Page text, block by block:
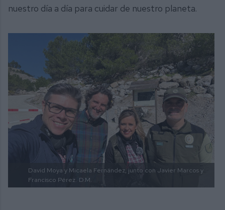
nuestro día a día para cuidar de nuestro planeta.
David Moya y Micaela Fernández, junto con Javier Marcos y
Francisco Pérez. D.M.